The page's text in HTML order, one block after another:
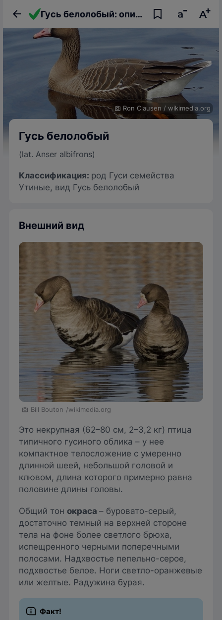
Гусь белолобый: описание птицы, фото, образ жизни и интересные факты
Ron Clausen / wikimedia.org
Гусь белолобый
(lat. Anser albifrons)
Классификация: род Гуси семейства
Утиные, вид Гусь белолобый
Внешний вид
Bill Bouton /wikimedia.org
Это некрупная (62–80 см, 2–3,2 кг) птица
типичного гусиного облика – у нее
компактное телосложение с умеренно
длинной шеей, небольшой головой и
клювом, длина которого примерно равна
половине длины головы.
Общий тон окраса – буровато-серый,
достаточно темный на верхней стороне
тела на фоне более светлого брюха,
испещренного черными поперечными
полосами. Надхвостье пепельно-серое,
подхвостье белое. Ноги светло-оранжевые
или желтые. Радужина бурая.